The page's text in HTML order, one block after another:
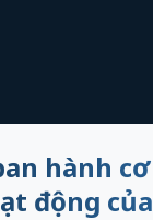
hành cơ
động của